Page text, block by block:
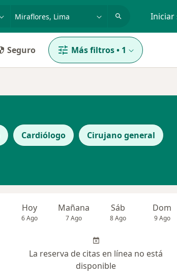
Iniciar
Seguro Más filtros• 1
Cardiólogo Cirujano general
Hoy
6 Ago
Mañana
7 Ago
Sáb
8 Ago
Dom
9 Ago
La reserva de citas en línea no está
disponible